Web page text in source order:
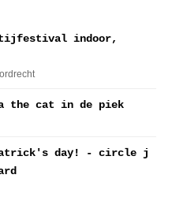
indoor,
the cat in de piek
day! - circle j